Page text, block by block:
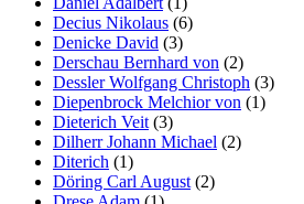
Decius Nikolaus (6)
Denicke David (3)
Derschau Bernhard von (2)
Dessler Wolfgang Christoph (3)
Diepenbrock Melchior von (1)
Dieterich Veit (3)
Dilherr Johann Michael (2)
Diterich (1)
Döring Carl August (2)